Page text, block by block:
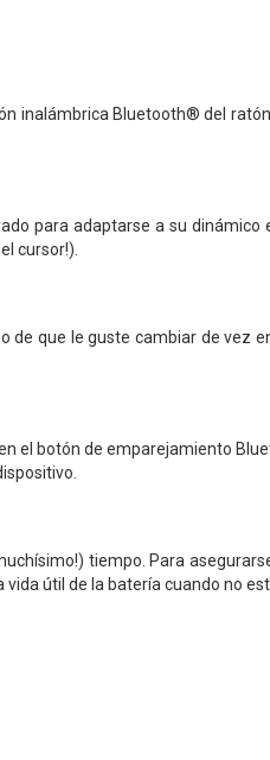
inalámbrica Bluetooth® del
para adaptarse a su
cursor!).
de que le guste cambiar de vez
el botón de emparejamiento
tiempo. Para
útil de la batería cuando no